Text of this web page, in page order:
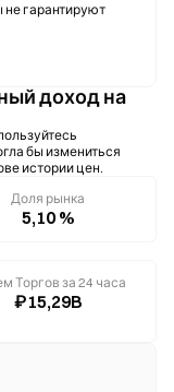
гарантируют
доход на
бы измениться
истории цен.
Доля рынка
5,10 %
Торгов за 24 часа
₽15,29B